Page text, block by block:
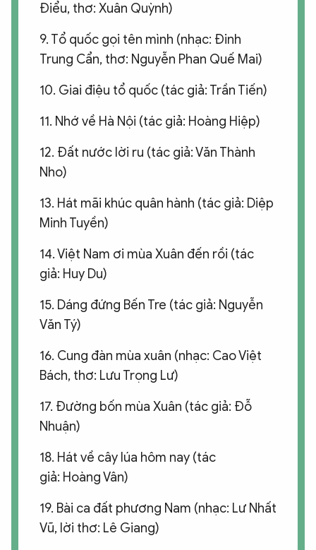
Điểu, thơ: Xuân Quỳnh)
9. Tổ quốc gọi tên mình (nhạc: Đinh
Trung Cẩn, thơ: Nguyễn Phan Quế Mai)
10. Giai điệu tổ quốc (tác giả: Trần Tiến)
11. Nhớ về Hà Nội (tác giả: Hoàng Hiệp)
12. Đất nước lời ru (tác giả: Văn Thành
Nho)
13. Hát mãi khúc quân hành (tác giả: Diệp
Minh Tuyền)
14. Việt Nam ơi mùa Xuân đến rồi (tác
giả: Huy Du)
15. Dáng đứng Bến Tre (tác giả: Nguyễn
Văn Tý)
16. Cung đàn mùa xuân (nhạc: Cao Việt
Bách, thơ: Lưu Trọng Lư)
17. Đường bốn mùa Xuân (tác giả: Đỗ
Nhuận)
18. Hát về cây lúa hôm nay (tác
giả: Hoàng Vân)
19. Bài ca đất phương Nam (nhạc: Lư Nhất
Vũ, lời thơ: Lê Giang)